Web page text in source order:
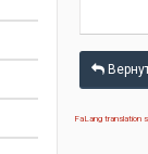
FaLang translation